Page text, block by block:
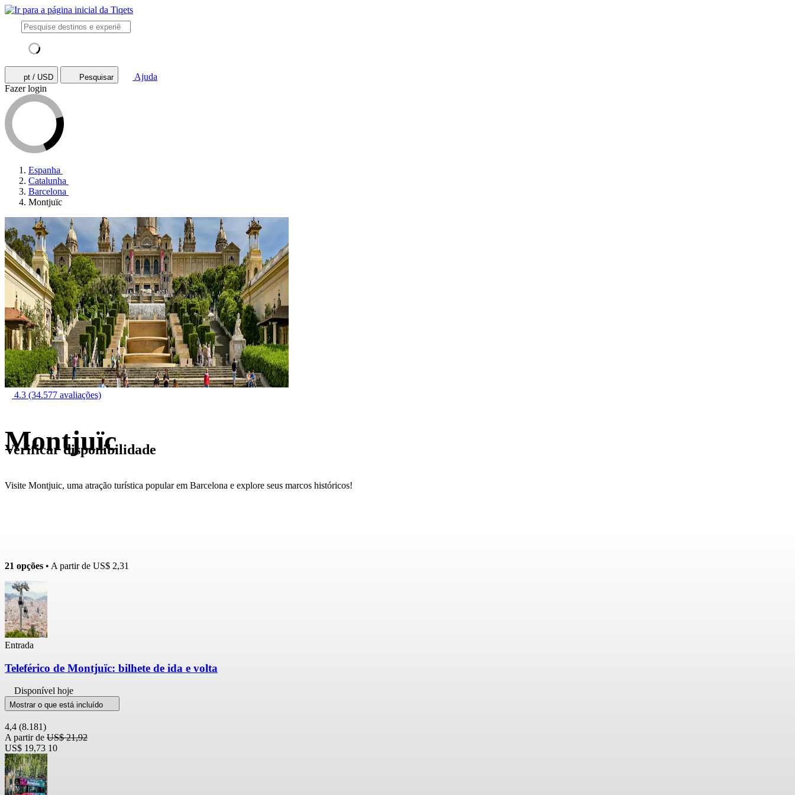
pt / USD Pesquisar
Ajuda
Fazer login
Espanha
Catalunha
Barcelona
Montjuïc
4.3 (34.577 avaliações)
Montjuïc
Visite Montjuic, uma atração turística popular em Barcelona e explore seus marcos históricos!
Verificar disponibilidade
21 opções • A partir de US$ 2,31
Entrada
Teleférico de Montjuïc: bilhete de ida e volta
Disponível hoje
Mostrar o que está incluído
4,4 (8.181)
A partir de US$ 21,92
US$ 19,73 10